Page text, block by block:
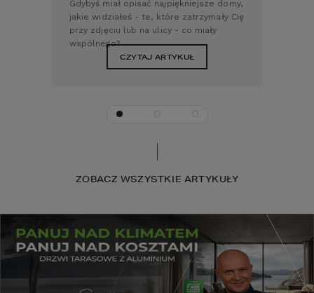
opisać najpiękniejsze domy,
- te, które zatrzymały Cię
lub na ulicy - co miały
małym wydatkiem, dlatego
sprawdzić, jakie
budowy domu można uzyskać
roku.
ZOBACZ WSZYSTKIE ARTYKUŁY